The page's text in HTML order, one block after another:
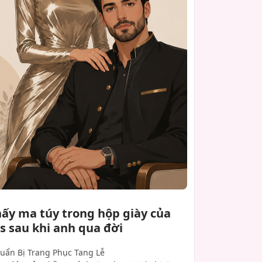
ma túy trong hộp giày của
sau khi anh qua đời
Bị Trang Phục Tang Lễ